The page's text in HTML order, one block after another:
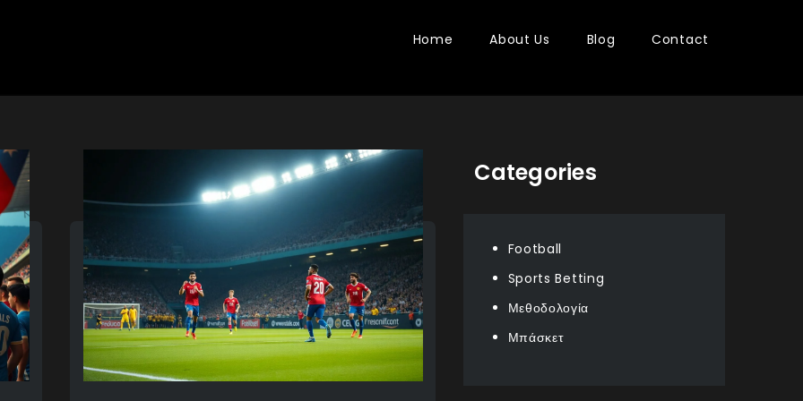
Home About Us Blog Contact
Categories
Football
Sports Betting
Μεθοδολογία
Μπάσκετ